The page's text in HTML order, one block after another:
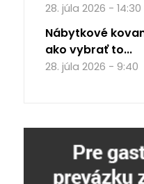
28. júla 2026 - 14:30
Nábytkové
ako vybrať to...
28. júla 2026 - 9:40